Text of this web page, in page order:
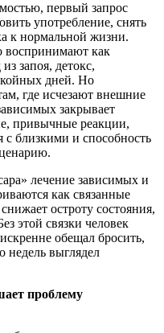
первый запрос
употребление, снять
к нормальной жизни.
воспринимают как
запоя, детокс,
дней. Но
где исчезают внешние
закрывает
привычные реакции,
близкими и способность
лечение зависимых и
как связанные
остроту состояния,
этой связки человек
обещал бросить,
недель выглядел
проблему